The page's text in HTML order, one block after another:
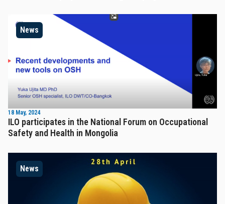
News
18 May, 2024
ILO participates in the National Forum on Occupational
Safety and Health in Mongolia
News